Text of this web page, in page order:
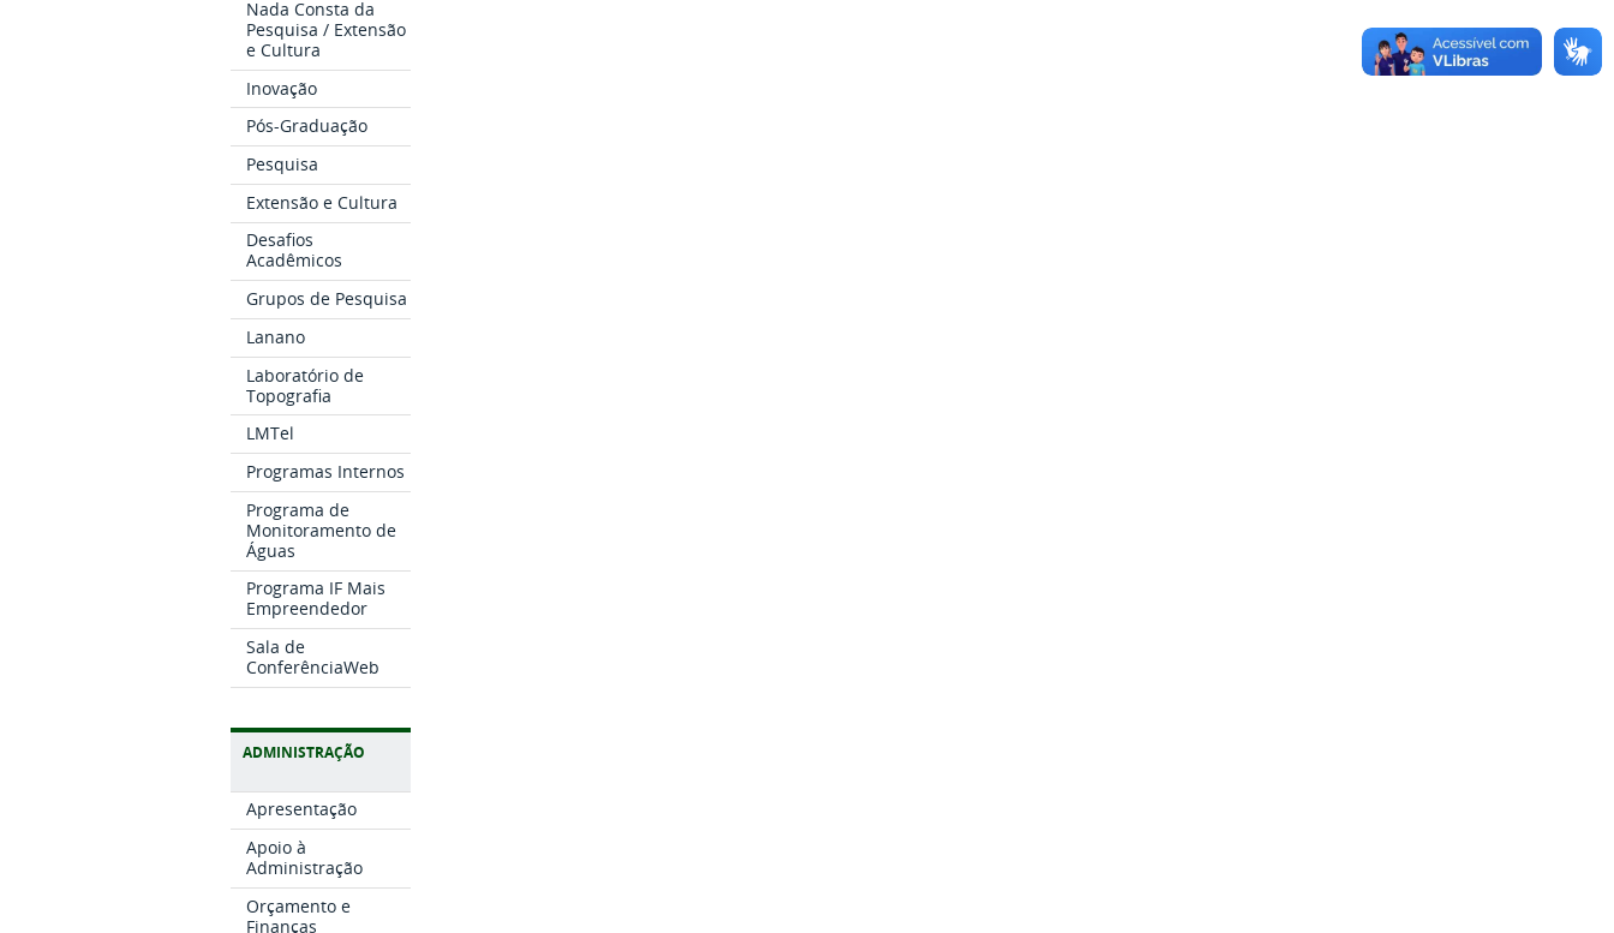
Nada Consta da
Pesquisa / Extensão
e Cultura
Inovação
Pós-Graduação
Pesquisa
Extensão e Cultura
Desafios
Acadêmicos
Grupos de Pesquisa
Lanano
Laboratório de
Topografia
LMTel
Programas Internos
Programa de
Monitoramento de
Águas
Programa IF Mais
Empreendedor
Sala de
ConferênciaWeb
ADMINISTRAÇÃO
Apresentação
Apoio à
Administração
Orçamento e
Finanças